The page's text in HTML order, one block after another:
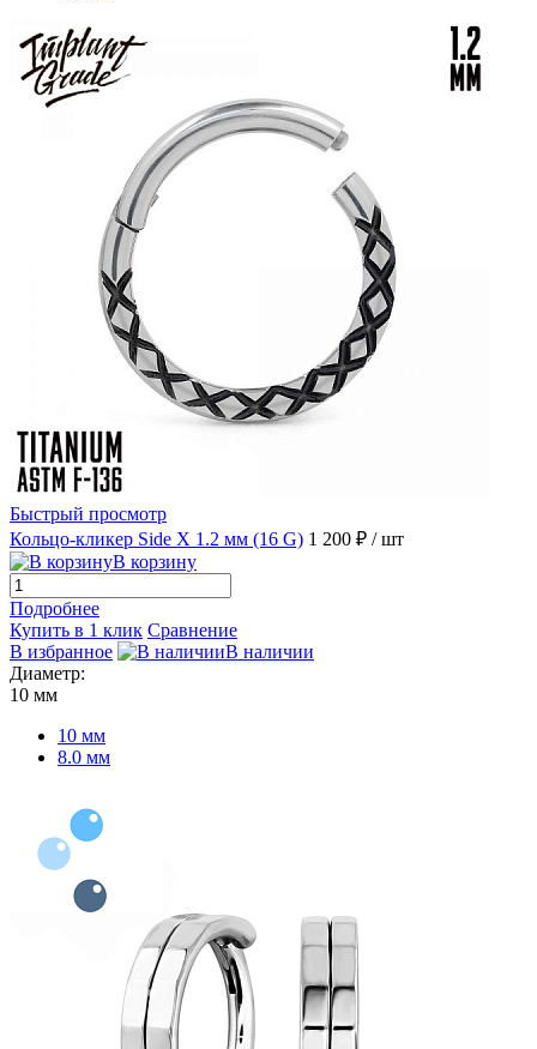
Быстрый просмотр
Кольцо-кликер Side X 1.2 мм (16 G) 1 200 ₽ / шт
В корзину
Подробнее
Купить в 1 клик Сравнение
В избранное
В наличии
Диаметр:
10 мм
10 мм
8.0 мм